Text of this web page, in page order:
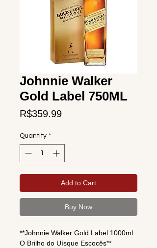
Johnnie Walker
Gold Label 750ML
R$359.99Price
Quantity *
Add to Cart
Buy Now
**Johnnie Walker Gold Label 1000ml:
O Brilho do Uísque Escocês**